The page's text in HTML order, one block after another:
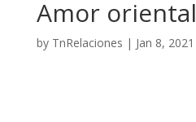
Amor oriental
by TnRelaciones | Jan 8, 2021